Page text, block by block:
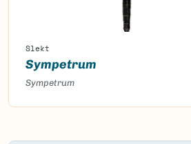
Slekt
Sympetrum
Sympetrum